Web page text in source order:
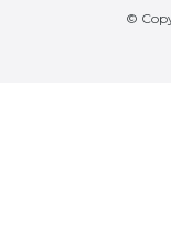
©